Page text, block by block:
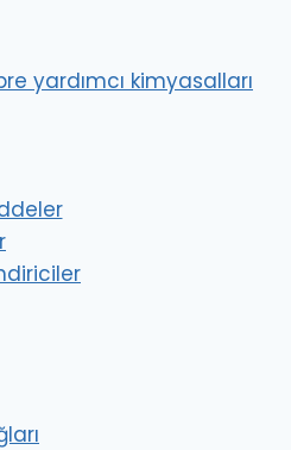
yardımcı kimyasalları